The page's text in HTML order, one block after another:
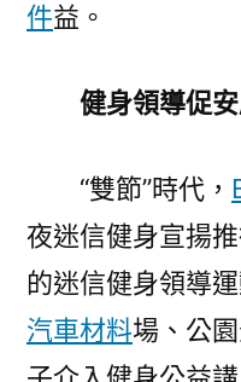
件益。
健身領導促
“雙節”時代，
夜迷信健身宣揚
的迷信健身領導
汽車材料場、公